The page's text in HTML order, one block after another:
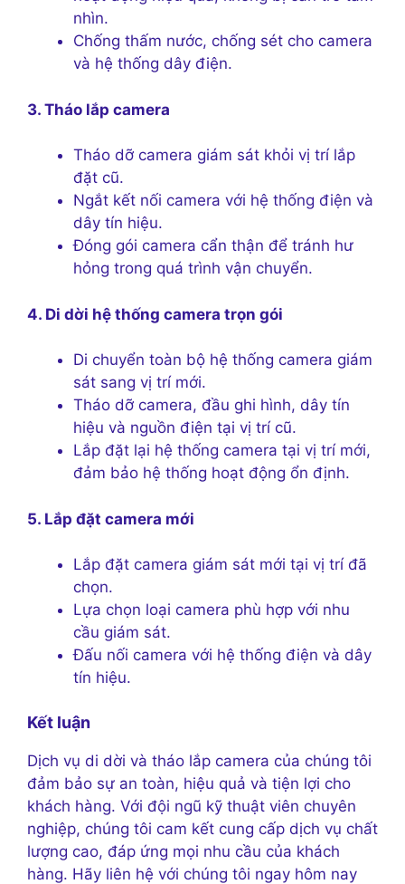
nhìn.
Chống thấm nước, chống sét cho camera
và hệ thống dây điện.
3. Tháo lắp camera
Tháo dỡ camera giám sát khỏi vị trí lắp
đặt cũ.
Ngắt kết nối camera với hệ thống điện và
dây tín hiệu.
Đóng gói camera cẩn thận để tránh hư
hỏng trong quá trình vận chuyển.
4. Di dời hệ thống camera trọn gói
Di chuyển toàn bộ hệ thống camera giám
sát sang vị trí mới.
Tháo dỡ camera, đầu ghi hình, dây tín
hiệu và nguồn điện tại vị trí cũ.
Lắp đặt lại hệ thống camera tại vị trí mới,
đảm bảo hệ thống hoạt động ổn định.
5. Lắp đặt camera mới
Lắp đặt camera giám sát mới tại vị trí đã
chọn.
Lựa chọn loại camera phù hợp với nhu
cầu giám sát.
Đấu nối camera với hệ thống điện và dây
tín hiệu.
Kết luận
Dịch vụ di dời và tháo lắp camera của chúng tôi
đảm bảo sự an toàn, hiệu quả và tiện lợi cho
khách hàng. Với đội ngũ kỹ thuật viên chuyên
nghiệp, chúng tôi cam kết cung cấp dịch vụ chất
lượng cao, đáp ứng mọi nhu cầu của khách
hàng. Hãy liên hệ với chúng tôi ngay hôm nay